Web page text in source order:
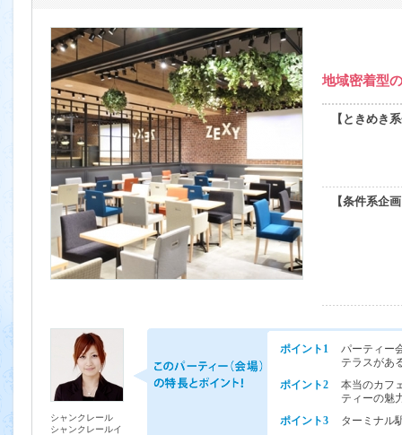
地域密着型
【ときめき
【条件系企
シャンクレール
シャンクレールイ
ポイント1
パーティー
テラスがあ
ポイント2
本当のカフ
ティーの魅
ポイント3
ターミナル